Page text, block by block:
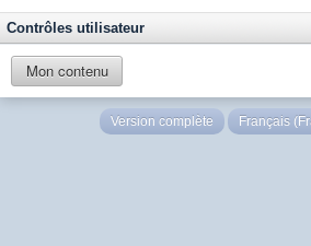
Contrôles utilisateur
Mon contenu
Version complète Français